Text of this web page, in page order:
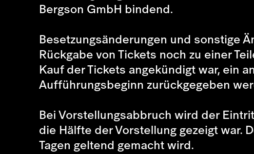
Bergson GmbH bindend.
Besetzungsänderungen und sonstige
Rückgabe von Tickets noch zu einer
Kauf der Tickets angekündigt war, ein
Aufführungsbeginn zurückgegeben
Bei Vorstellungsabbruch wird der
die Hälfte der Vorstellung gezeigt war.
Tagen geltend gemacht wird.